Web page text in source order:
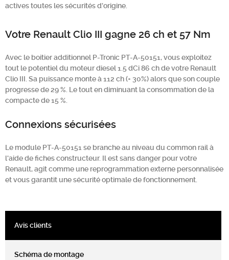
actives toutes les sécurités d'origine.
Votre Renault Clio III gagne 26 ch et 57 Nm
Avec le boitier additionnel P-Tronic PT-A-50151, vous exploitez
tout le potentiel du moteur diesel 1.5 dCi 86 ch de votre Renault
Clio III. Sa puissance monte à 112 ch (+ 30%) alors que son couple
progresse de 29 %. Le tout en diminuant la consommation de la
compacte de 15 %.
Connexions sécurisées
Le module PT-A-50151 se branche au niveau du common rail à
l'aide de fiches constructeur. Il est sans danger pour votre
Renault, agit comme une reprogrammation externe personnalisée
et vous garantit une sécurité optimale de fonctionnement.
Avis clients
Schéma de montage